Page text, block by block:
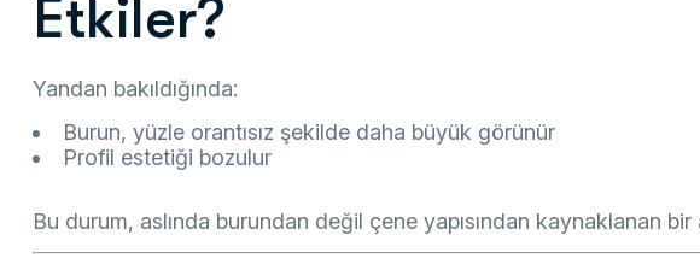
Etkiler?
Yandan bakıldığında:
Burun, yüzle orantısız şekilde daha büyük görünür
Profil estetiği bozulur
Bu durum, aslında burundan değil çene yapısından kaynaklanan bir